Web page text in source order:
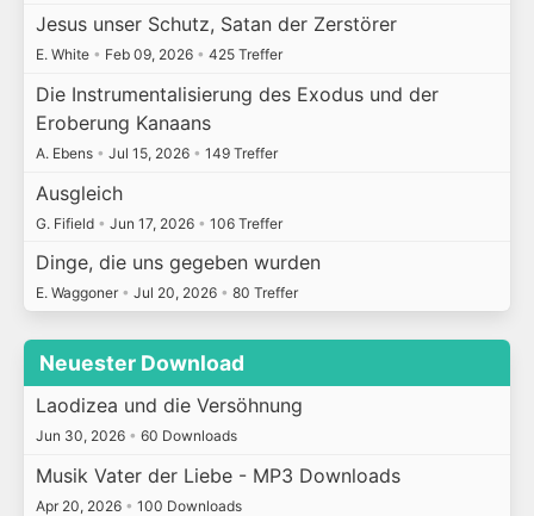
Jesus unser Schutz, Satan der Zerstörer
E. White • Feb 09, 2026 • 425 Treffer
Die Instrumentalisierung des Exodus und der
Eroberung Kanaans
A. Ebens • Jul 15, 2026 • 149 Treffer
Ausgleich
G. Fifield • Jun 17, 2026 • 106 Treffer
Dinge, die uns gegeben wurden
E. Waggoner • Jul 20, 2026 • 80 Treffer
Neuester Download
Laodizea und die Versöhnung
Jun 30, 2026 • 60 Downloads
Musik Vater der Liebe - MP3 Downloads
Apr 20, 2026 • 100 Downloads